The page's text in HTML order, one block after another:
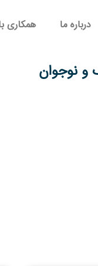
درباره ما همکاری
و نوجوان